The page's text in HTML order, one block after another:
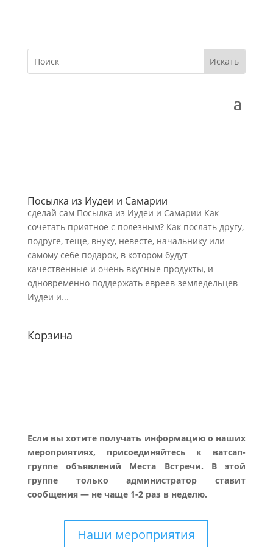
Посылка из Иудеи и Самарии
сделай сам Посылка из Иудеи и Самарии Как
сочетать приятное с полезным? Как послать другу,
подруге, теще, внуку, невесте, начальнику или
самому себе подарок, в котором будут
качественные и очень вкусные продукты, и
одновременно поддержать евреев-земледельцев
Иудеи и...
Корзина
Если вы хотите получать информацию о наших
мероприятиях, присоединяйтесь к ватсап-
группе объявлений Места Встречи. В этой
группе только администратор ставит
сообщения — не чаще 1-2 раз в неделю.
Наши мероприятия